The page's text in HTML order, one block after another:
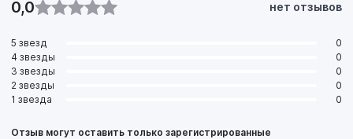
0,0 нет отзывов
5 звезд
0
4 звезды
0
3 звезды
0
2 звезды
0
1 звезда
0
Отзыв могут оставить только зарегистрированные